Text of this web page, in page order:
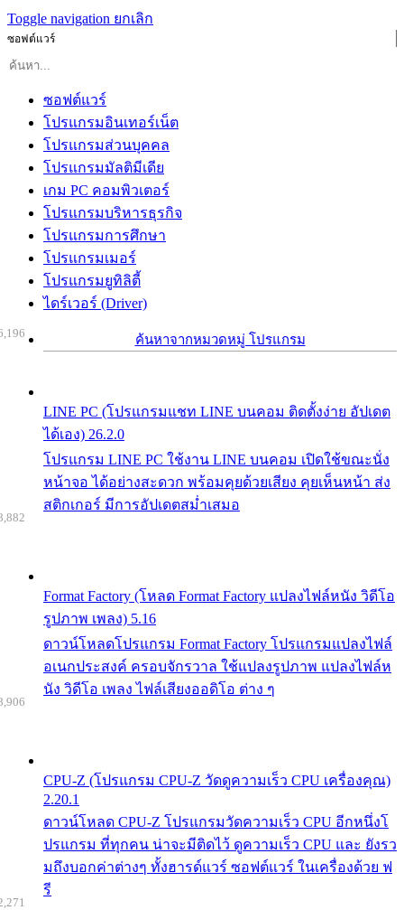
Toggle navigation ยกเลิก
ซอฟต์แวร์
ซอฟต์แวร์
โปรแกรมอินเทอร์เน็ต
โปรแกรมส่วนบุคคล
โปรแกรมมัลติมีเดีย
เกม PC คอมพิวเตอร์
โปรแกรมบริหารธุรกิจ
โปรแกรมการศึกษา
โปรแกรมเมอร์
โปรแกรมยูทิลิตี้
ไดร์เวอร์ (Driver)
ค้นหาจากหมวดหมู่ โปรแกรม
LINE PC (โปรแกรมแชท LINE บนคอม ติดตั้งง่าย อัปเดต
ได้เอง) 26.2.0
โปรแกรม LINE PC ใช้งาน LINE บนคอม เปิดใช้ขณะนั่ง
หน้าจอ ได้อย่างสะดวก พร้อมคุยด้วยเสียง คุยเห็นหน้า ส่ง
สติกเกอร์ มีการอัปเดตสม่ำเสมอ
Format Factory (โหลด Format Factory แปลงไฟล์หนัง วิดีโอ
รูปภาพ เพลง) 5.16
ดาวน์โหลดโปรแกรม Format Factory โปรแกรมแปลงไฟล์
อเนกประสงค์ ครอบจักรวาล ใช้แปลงรูปภาพ แปลงไฟล์ห
นัง วิดีโอ เพลง ไฟล์เสียงออดิโอ ต่าง ๆ
CPU-Z (โปรแกรม CPU-Z วัดดูความเร็ว CPU เครื่องคุณ)
2.20.1
ดาวน์โหลด CPU-Z โปรแกรมวัดความเร็ว CPU อีกหนึ่งโ
ปรแกรม ที่ทุกคน น่าจะมีติดไว้ ดูความเร็ว CPU และ ยังรว
มถึงบอกค่าต่างๆ ทั้งฮารด์แวร์ ซอฟต์แวร์ ในเครื่องด้วย ฟ
รี